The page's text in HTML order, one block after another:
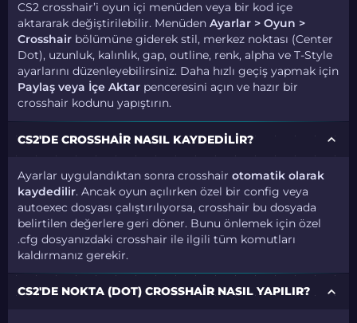
CS2 crosshair’i oyun içi menüden veya bir kod içe
aktararak değiştirilebilir. MenüdenAyarlar > Oyun >
Crosshair bölümüne giderek stil, merkez noktası (Center
Dot), uzunluk, kalınlık, gap, outline, renk, alpha ve T-Style
ayarlarını düzenleyebilirsiniz. Daha hızlı geçiş yapmak için
Paylaş veya İçe Aktar penceresini açın ve hazır bir
crosshair kodunu yapıştırın.
CS2'DE CROSSHAIR NASIL KAYDEDILIR?
Ayarlar uygulandıktan sonra crosshairotomatik olarak
kaydedilir. Ancak oyun açılırken özel bir config veya
autoexec dosyası çalıştırılıyorsa, crosshair bu dosyada
belirtilen değerlere geri döner. Bunu önlemek için özel
.cfg dosyanızdaki crosshair ile ilgili tüm komutları
kaldırmanız gerekir.
CS2'DE NOKTA (DOT) CROSSHAIR NASIL YAPILIR?